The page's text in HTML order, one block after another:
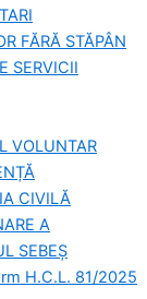
FĂRĂ STĂPÂN
SERVICII
VOLUNTAR
CIVILĂ
A
SEBEȘ
H.C.L. 81/2025